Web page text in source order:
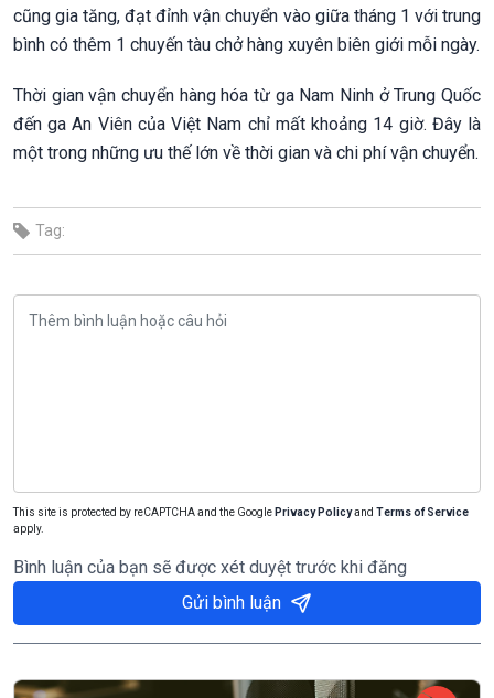
cũng gia tăng, đạt đỉnh vận chuyển vào giữa tháng 1 với trung
bình có thêm 1 chuyến tàu chở hàng xuyên biên giới mỗi ngày.
Thời gian vận chuyển hàng hóa từ ga Nam Ninh ở Trung Quốc
đến ga An Viên của Việt Nam chỉ mất khoảng 14 giờ. Đây là
một trong những ưu thế lớn về thời gian và chi phí vận chuyển.
Tag:
This site is protected by reCAPTCHA and the Google Privacy Policyand Terms of Service
apply.
Bình luận của bạn sẽ được xét duyệt trước khi đăng
Gửi bình luận